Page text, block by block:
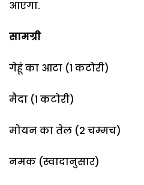
आएगा.
सामग्री
गेहूं का आटा (1 कटोरी)
मैदा (1 कटोरी)
मोयन का तेल (2 चम्मच)
नमक (स्वादानुसार)